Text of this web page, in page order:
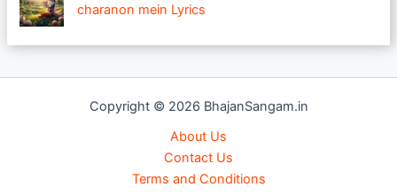
charanon mein Lyrics
Copyright © 2026 BhajanSangam.in
About Us
Contact Us
Terms and Conditions